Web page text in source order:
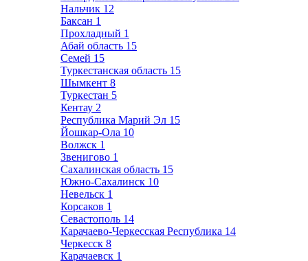
Нальчик 12
Баксан 1
Прохладный 1
Абай область 15
Семей 15
Туркестанская область 15
Шымкент 8
Туркестан 5
Кентау 2
Республика Марий Эл 15
Йошкар-Ола 10
Волжск 1
Звенигово 1
Сахалинская область 15
Южно-Сахалинск 10
Невельск 1
Корсаков 1
Севастополь 14
Карачаево-Черкесская Республика 14
Черкесск 8
Карачаевск 1